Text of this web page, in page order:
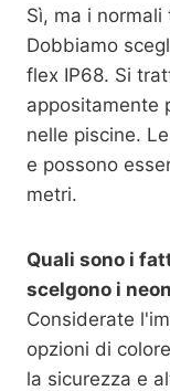
Sì, ma i
Dobbiamo
flex IP68. Si
appositamente
nelle piscine.
e possono
metri.
Quali sono i
scelgono i
Considerate
opzioni di
la sicurezza e